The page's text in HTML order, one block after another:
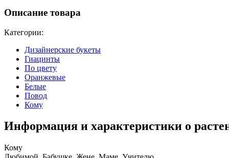
Описание товара
Категории:
Дизайнерские букеты
Гиацинты
По цвету
Оранжевые
Белые
Повод
Кому
Информация и характеристики о
Кому